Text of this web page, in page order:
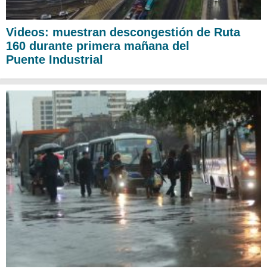
Videos: muestran descongestión de Ruta
160 durante primera mañana del
Puente Industrial